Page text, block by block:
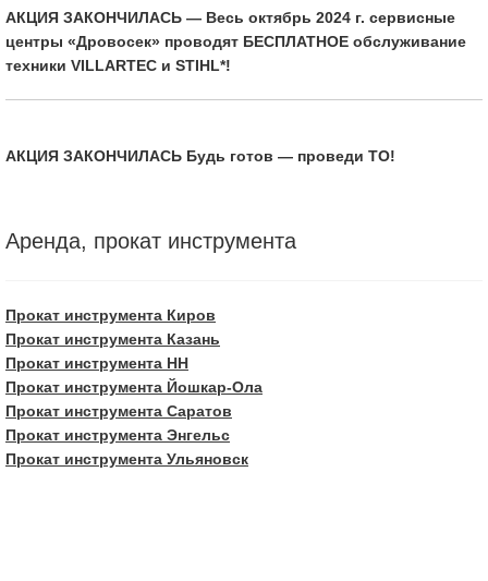
АКЦИЯ ЗАКОНЧИЛАСЬ — Весь октябрь 2024 г. сервисные
центры «Дровосек» проводят БЕСПЛАТНОЕ обслуживание
техники VILLARTEC и STIHL*!
АКЦИЯ ЗАКОНЧИЛАСЬ Будь готов — проведи ТО!
Аренда, прокат инструмента
Прокат инструмента Киров
Прокат инструмента Казань
Прокат инструмента НН
Прокат инструмента Йошкар-Ола
Прокат инструмента Саратов
Прокат инструмента Энгельс
Прокат инструмента Ульяновск